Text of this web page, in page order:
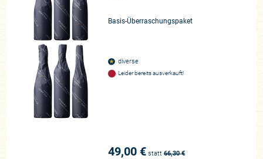
Basis-Überraschungspaket
diverse
Leider bereits ausverkauft!
49,00 € statt 66,30€